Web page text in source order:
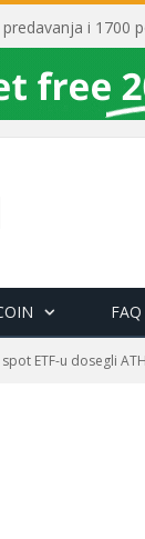
FAQ
ETF-u dosegli ATH